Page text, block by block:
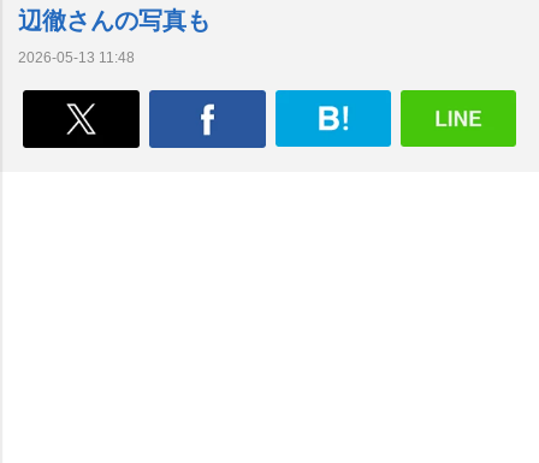
辺徹さんの写真も
2026-05-13 11:48